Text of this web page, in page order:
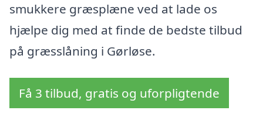
smukkere græsplæne ved at lade os
hjælpe dig med at finde de bedste tilbud
på græsslåning i Gørløse.
Få 3 tilbud, gratis og uforpligtende